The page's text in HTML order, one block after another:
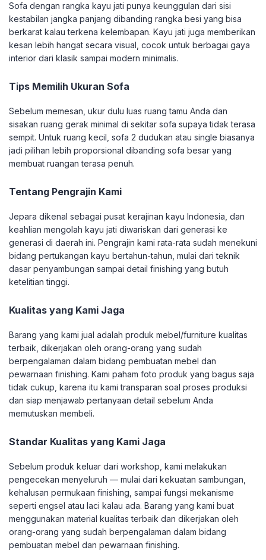
Sofa dengan rangka kayu jati punya keunggulan dari sisi
kestabilan jangka panjang dibanding rangka besi yang bisa
berkarat kalau terkena kelembapan. Kayu jati juga memberikan
kesan lebih hangat secara visual, cocok untuk berbagai gaya
interior dari klasik sampai modern minimalis.
Tips Memilih Ukuran Sofa
Sebelum memesan, ukur dulu luas ruang tamu Anda dan
sisakan ruang gerak minimal di sekitar sofa supaya tidak terasa
sempit. Untuk ruang kecil, sofa 2 dudukan atau single biasanya
jadi pilihan lebih proporsional dibanding sofa besar yang
membuat ruangan terasa penuh.
Tentang Pengrajin Kami
Jepara dikenal sebagai pusat kerajinan kayu Indonesia, dan
keahlian mengolah kayu jati diwariskan dari generasi ke
generasi di daerah ini. Pengrajin kami rata-rata sudah menekuni
bidang pertukangan kayu bertahun-tahun, mulai dari teknik
dasar penyambungan sampai detail finishing yang butuh
ketelitian tinggi.
Kualitas yang Kami Jaga
Barang yang kami jual adalah produk mebel/furniture kualitas
terbaik, dikerjakan oleh orang-orang yang sudah
berpengalaman dalam bidang pembuatan mebel dan
pewarnaan finishing. Kami paham foto produk yang bagus saja
tidak cukup, karena itu kami transparan soal proses produksi
dan siap menjawab pertanyaan detail sebelum Anda
memutuskan membeli.
Standar Kualitas yang Kami Jaga
Sebelum produk keluar dari workshop, kami melakukan
pengecekan menyeluruh — mulai dari kekuatan sambungan,
kehalusan permukaan finishing, sampai fungsi mekanisme
seperti engsel atau laci kalau ada. Barang yang kami buat
menggunakan material kualitas terbaik dan dikerjakan oleh
orang-orang yang sudah berpengalaman dalam bidang
pembuatan mebel dan pewarnaan finishing.